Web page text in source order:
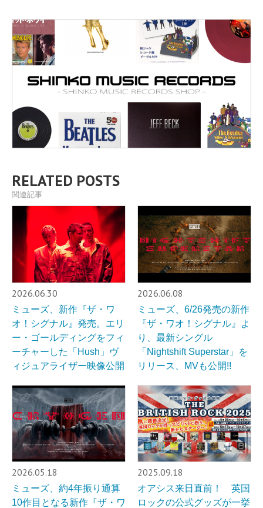
RELATED POSTS
関連記事
2026.06.30
ミューズ、新作『ザ・ワ
オ！シグナル』発売。エリ
ー・ゴールディングをフィ
ーチャーした「Hush」ヴ
ィジュアライザー映像公開
2026.06.08
ミューズ、6/26発売の新作
『ザ・ワオ！シグナル』よ
り、最新シングル
「Nightshift Superstar」を
リリース、MVも公開!!
2026.05.18
ミューズ、約4年振り通算
10作目となる新作『ザ・ワ
2025.09.18
オアシス来日直前！ 英国
ロックの公式グッズが一挙